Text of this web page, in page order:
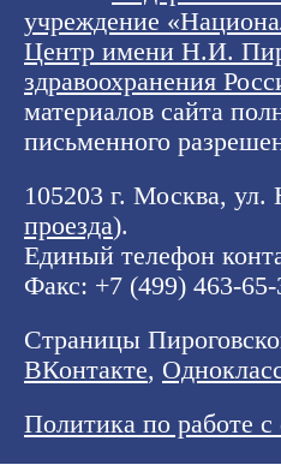
учреждение
Центр имени Н.И.
здравоохранения
материалов сайта
письменного
105203 г. Москва,
проезда).
Единый телефон
Факс: +7 (499) 463-65-
Страницы
ВКонтакте,
Политика по работе